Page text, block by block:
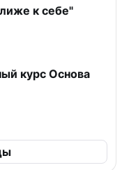
к себе"
курс Основа